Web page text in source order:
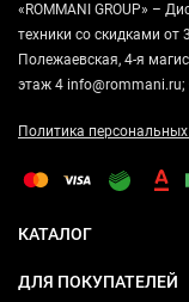
«ROMMANI GROUP» –
техники со скидками от
Полежаевская, 4-я
этаж 4
Политика
КАТАЛОГ
ДЛЯ ПОКУПАТЕЛЕЙ